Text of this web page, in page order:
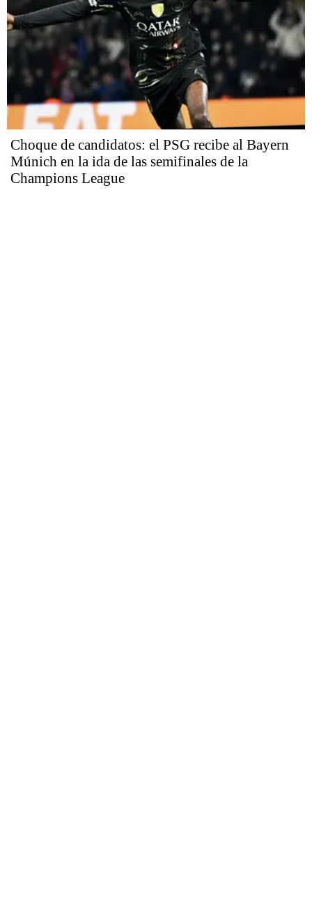
Choque de candidatos: el PSG recibe al Bayern
Múnich en la ida de las semifinales de la
Champions League